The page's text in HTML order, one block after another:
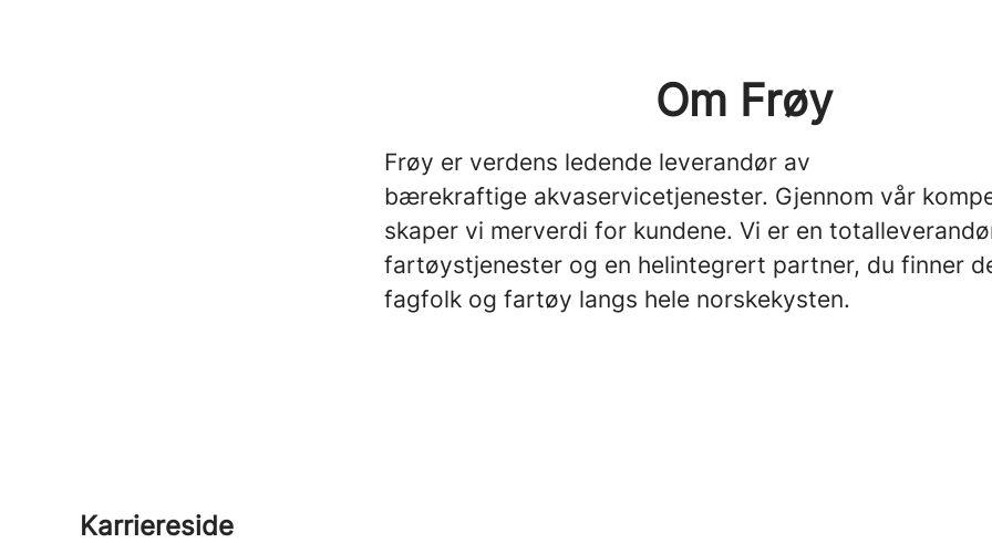
Om Frøy
Frøy er verdens ledende leverandør av
bærekraftige akvaservicetjenester. Gjennom vår
skaper vi merverdi for kundene. Vi er en
fartøystjenester og en helintegrert partner, du finner
fagfolk og fartøy langs hele norskekysten.
Karriereside